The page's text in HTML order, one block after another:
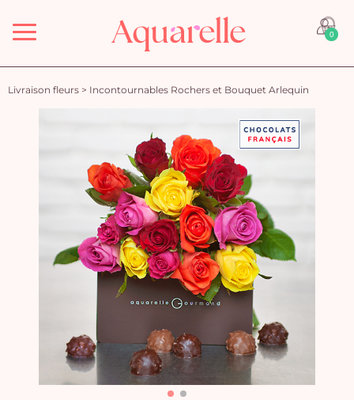
Menu 0
Livraison fleurs > Incontournables Rochers et Bouquet Arlequin